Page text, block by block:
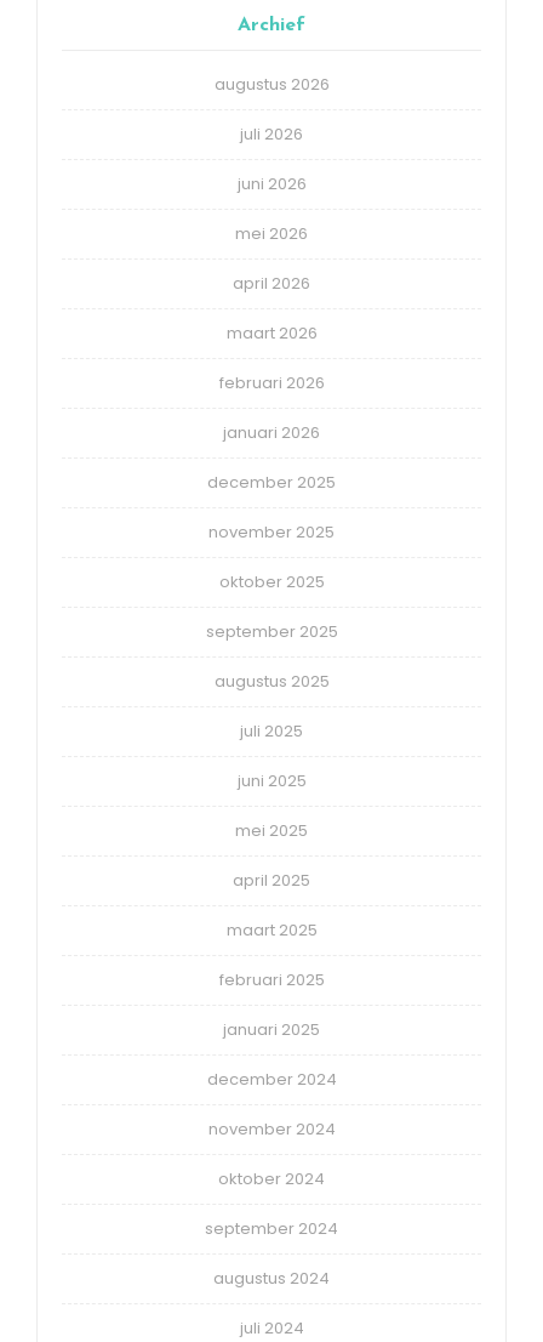
Archief
augustus 2026
juli 2026
juni 2026
mei 2026
april 2026
maart 2026
februari 2026
januari 2026
december 2025
november 2025
oktober 2025
september 2025
augustus 2025
juli 2025
juni 2025
mei 2025
april 2025
maart 2025
februari 2025
januari 2025
december 2024
november 2024
oktober 2024
september 2024
augustus 2024
juli 2024